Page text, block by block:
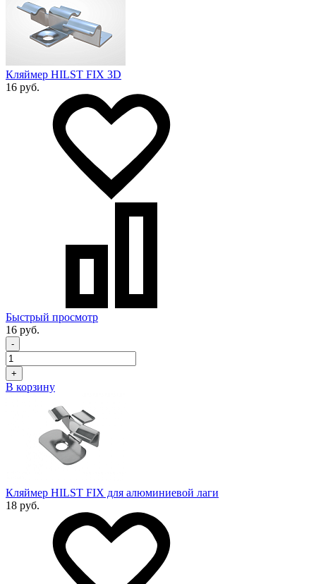
Кляймер HILST FIX 3D
16 руб.
Быстрый просмотр
16 руб.
-
+
В корзину
Кляймер HILST FIX для алюминиевой лаги
18 руб.